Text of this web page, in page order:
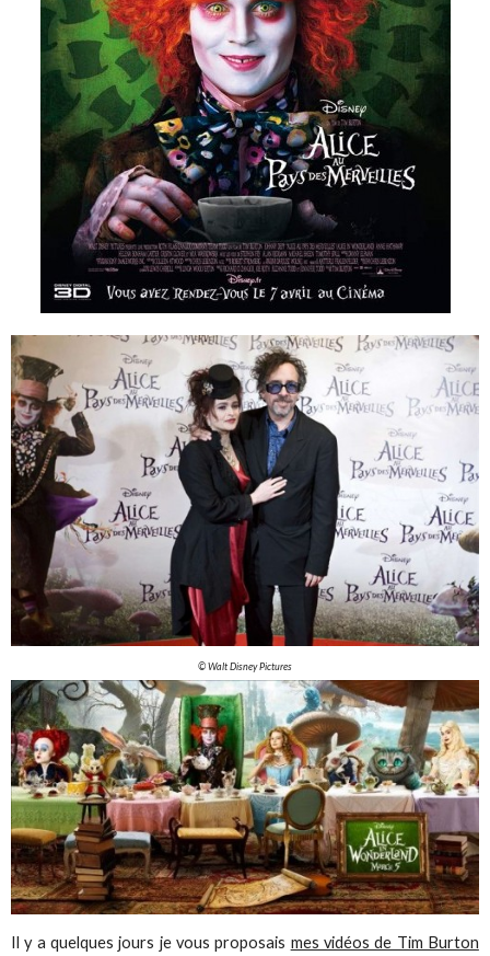
© Walt Disney Pictures
Il y a quelques jours je vous proposais mes vidéos de Tim Burton